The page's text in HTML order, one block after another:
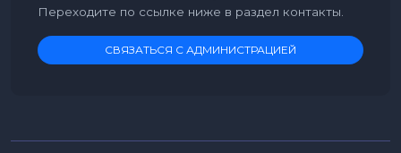
Переходите по ссылке ниже в раздел контакты.
СВЯЗАТЬСЯ С АДМИНИСТРАЦИЕЙ